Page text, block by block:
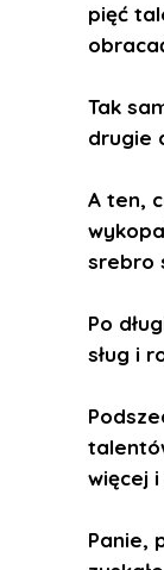
pięć
Tak
drugie
A ten,
srebro
Po
sług i
więcej i
Panie,